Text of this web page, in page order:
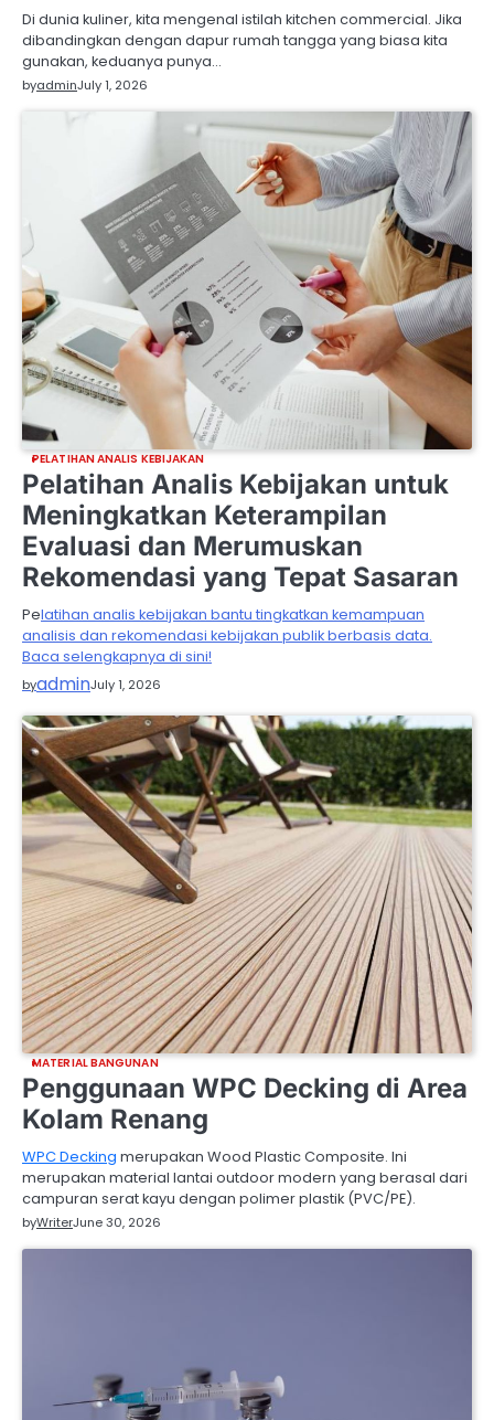
Di dunia kuliner, kita mengenal istilah kitchen commercial. Jika
dibandingkan dengan dapur rumah tangga yang biasa kita
gunakan, keduanya punya…
byadminJuly 1, 2026
PELATIHAN ANALIS KEBIJAKAN
Pelatihan Analis Kebijakan untuk
Meningkatkan Keterampilan
Evaluasi dan Merumuskan
Rekomendasi yang Tepat Sasaran
Pelatihan analis kebijakan bantu tingkatkan kemampuan
analisis dan rekomendasi kebijakan publik berbasis data.
Baca selengkapnya di sini!
byadminJuly 1, 2026
MATERIAL BANGUNAN
Penggunaan WPC Decking di Area
Kolam Renang
WPC Decking merupakan Wood Plastic Composite. Ini
merupakan material lantai outdoor modern yang berasal dari
campuran serat kayu dengan polimer plastik (PVC/PE).
byWriterJune 30, 2026